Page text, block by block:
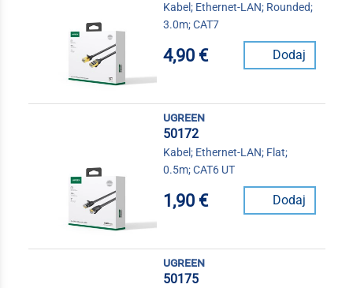
Kabel; Ethernet-LAN; Rounded;
3.0m; CAT7
4,90 € Dodaj
ugreen
50172
Kabel; Ethernet-LAN; Flat;
0.5m; CAT6 UT
1,90 € Dodaj
ugreen
50175